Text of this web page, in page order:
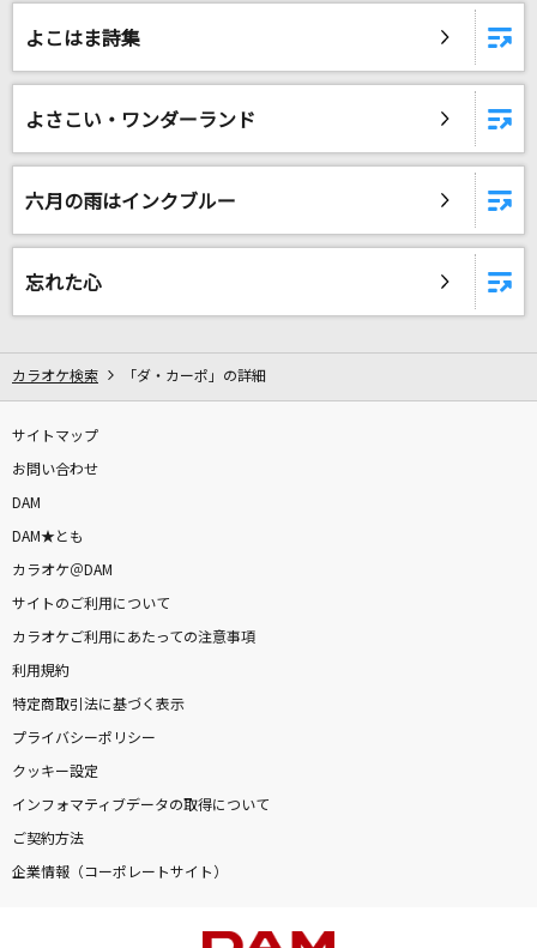
よこはま詩集
よさこい・ワンダーランド
六月の雨はインクブルー
忘れた心
カラオケ検索 「ダ・カーポ」の詳細
サイトマップ
お問い合わせ
DAM
DAM★とも
カラオケ＠DAM
サイトのご利用について
カラオケご利用にあたっての注意事項
利用規約
特定商取引法に基づく表示
プライバシーポリシー
クッキー設定
インフォマティブデータの取得について
ご契約方法
企業情報（コーポレートサイト）